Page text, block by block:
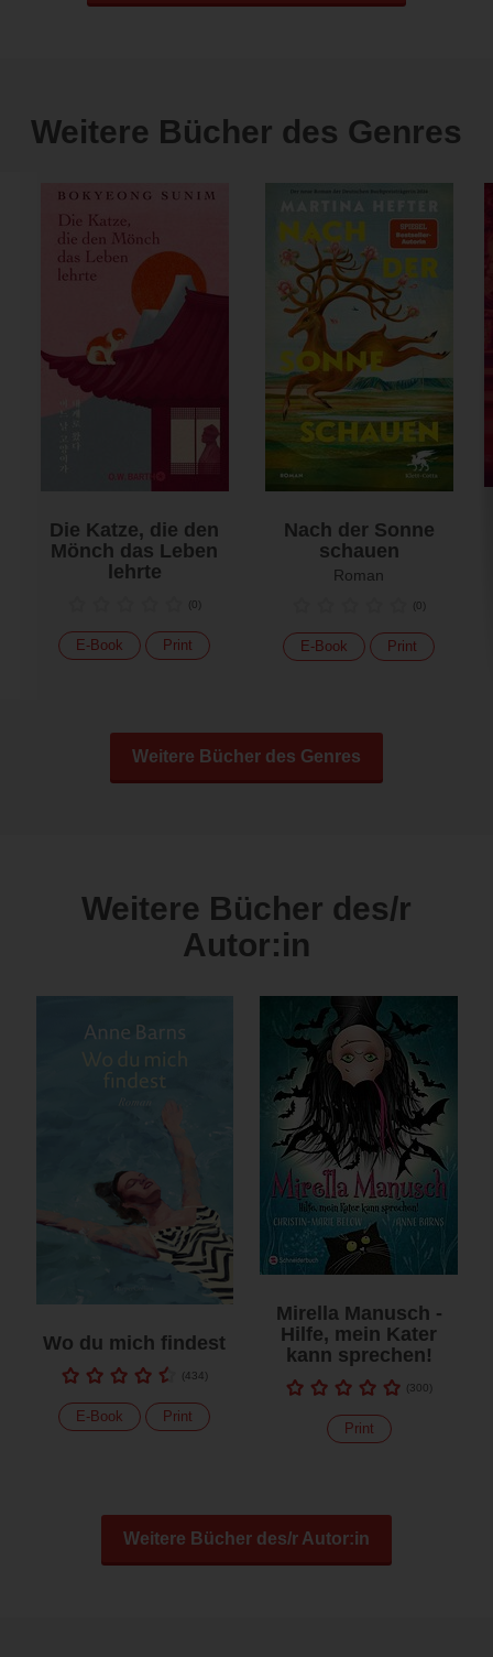
Weitere Bücher des Genres
Die Katze, die den
Mönch das Leben
lehrte
(0)
E-Book Print
Nach der Sonne
schauen
Roman
(0)
E-Book Print
Weitere Bücher des Genres
Weitere Bücher des/r
Autor:in
Wo du mich findest
(434)
E-Book Print
Mirella Manusch -
Hilfe, mein Kater
kann sprechen!
(300)
Print
Weitere Bücher des/r Autor:in